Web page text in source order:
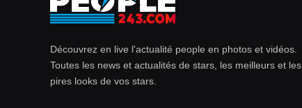
Découvrez en live l'actualité people en photos et vidéos.
Toutes les news et actualités de stars, les meilleurs et les
pires looks de vos stars.